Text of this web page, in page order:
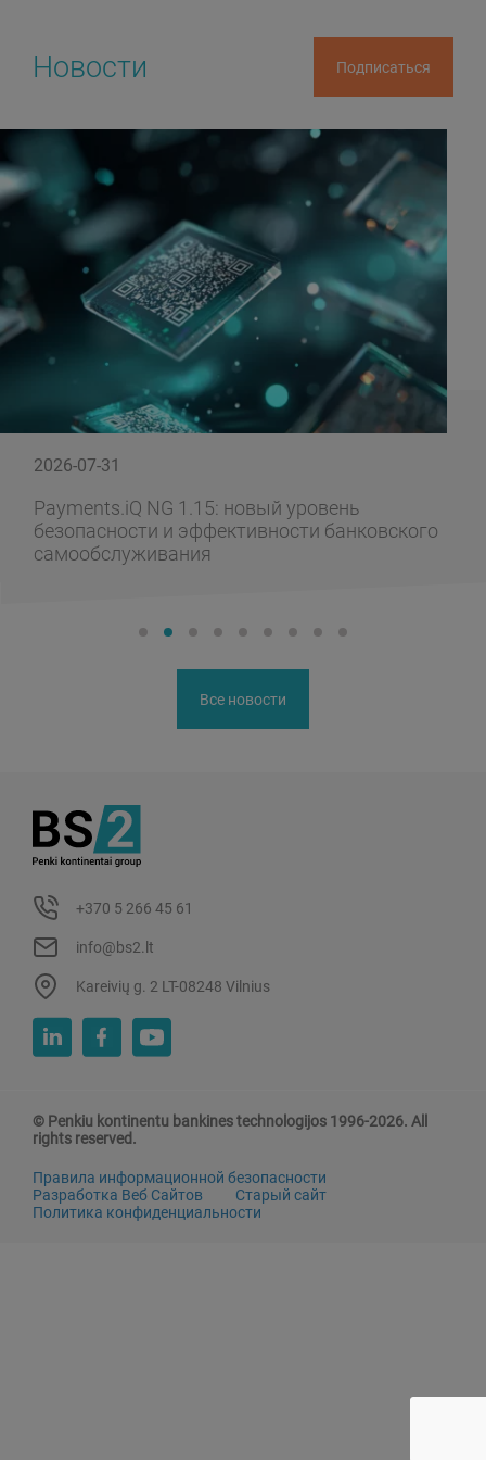
Новости Подписаться
2026-07-31
Payments.iQ NG 1.15: новый уровень
безопасности и эффективности банковского
самообслуживания
Все новости
+370 5 266 45 61
info@bs2.lt
Kareivių g. 2 LT-08248 Vilnius
© Penkiu kontinentu bankines technologijos 1996-2026. All
rights reserved.
Правила информационной безопасности
Разработка Веб Сайтов
Старый сайт
Политика конфиденциальности